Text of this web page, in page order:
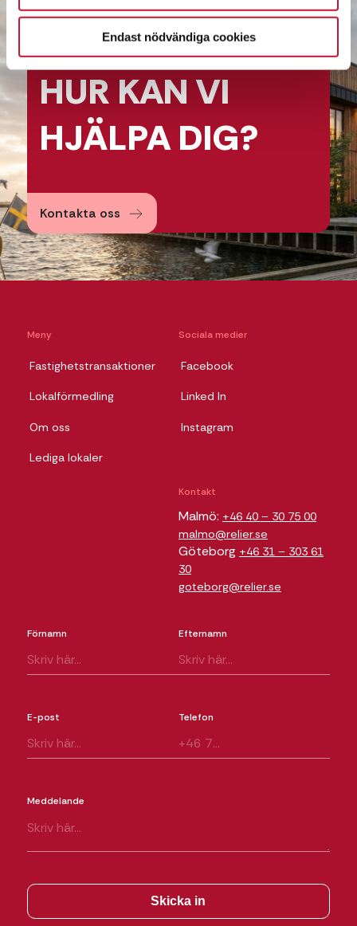
Endast nödvändiga cookies
HUR KAN VI
HJÄLPADIG?
Kontakta oss
Meny
Fastighetstransaktioner
Lokalförmedling
Om oss
Lediga lokaler
Sociala medier
Facebook
Linked In
Instagram
Kontakt
Malmö: +46 40 – 30 75 00
malmo@relier.se
Göteborg +46 31 – 303 61
30
goteborg@relier.se
Förnamn Efternamn
E-post Telefon
Meddelande